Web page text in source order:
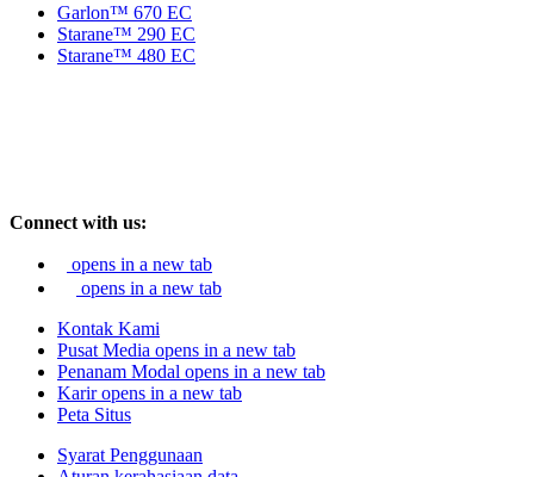
Garlon™ 670 EC
Starane™ 290 EC
Starane™ 480 EC
Connect with us:
opens in a new tab
opens in a new tab
Kontak Kami
Pusat Media opens in a new tab
Penanam Modal opens in a new tab
Karir opens in a new tab
Peta Situs
Syarat Penggunaan